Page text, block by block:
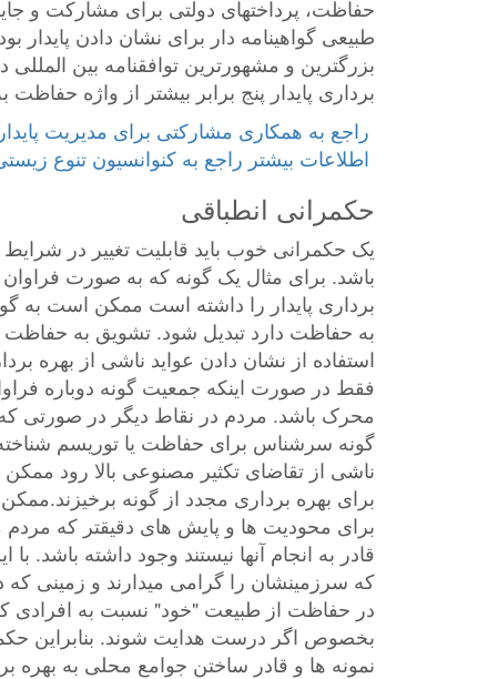
حفاظت، پرداختهای دولتی برای مشارکت و
طبیعی گواهینامه دار برای نشان دادن پایدار
بزرگترین و مشهورترین توافقنامه بین
برداری پایدار پنج برابر بیشتر از واژه
حکمرانی انطباقی
یک حکمرانی خوب باید قابلیت تغییر در شرایط
باشد. برای مثال یک گونه که به صورت فراوان
برداری پایدار را داشته است ممکن است به
به حفاظت دارد تبدیل شود. تشویق به حفاظت
استفاده از نشان دادن عواید ناشی از بهره
فقط در صورت اینکه جمعیت گونه دوباره
محرک باشد. مردم در نقاط دیگر در صورتی
گونه سرشناس برای حفاظت یا توریسم
ناشی از تقاضای تکثیر مصنوعی بالا رود
برای بهره برداری مجدد از گونه
برای محودیت ها و پایش های دقیقتر که
قادر به انجام آنها نیستند وجود داشته باشد.
که سرزمینشان را گرامی میدارند و زمینی که
در حفاظت از طبیعت "خود" نسبت به افرادی
بخصوص اگر درست هدایت شوند. بنابراین
نمونه ها و قادر ساختن جوامع محلی به بهره